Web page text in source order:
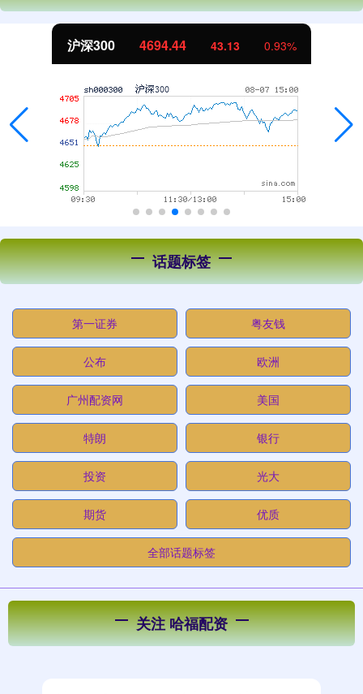
北证50 1134.24 11.37 1.01%
话题标签
第一证券 粤友钱
公布 欧洲
广州配资网 美国
特朗 银行
投资 光大
期货 优质
全部话题标签
关注 哈福配资